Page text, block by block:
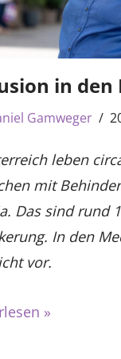
in den
Gamweger
leben
mit
Das sind rund
In den
vor.
»